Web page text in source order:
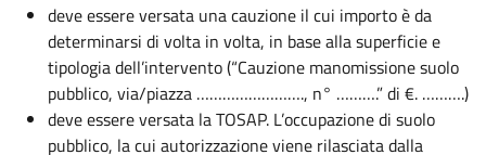
deve essere versata una cauzione il cui importo è da
determinarsi di volta in volta, in base alla superficie e
tipologia dell’intervento (“Cauzione manomissione suolo
pubblico, via/piazza ……………………., n° ……….” di €. ……….)
deve essere versata la TOSAP. L’occupazione di suolo
pubblico, la cui autorizzazione viene rilasciata dalla